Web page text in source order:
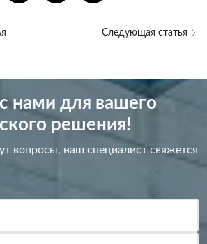
Следующая статья
нами для вашего
решения!
вопросы, наш специалист свяжется